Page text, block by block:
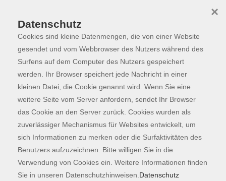
Skip to main content
Programm
Der Kurs konnte nicht gefunden werden.
Kontaktformular
Impressum
AGB
Datenschutzerklärung
Datenschutz
Cookies sind kleine Datenmengen, die von einer Website
gesendet und vom Webbrowser des Nutzers während des
Surfens auf dem Computer des Nutzers gespeichert
werden. Ihr Browser speichert jede Nachricht in einer
kleinen Datei, die Cookie genannt wird. Wenn Sie eine
weitere Seite vom Server anfordern, sendet Ihr Browser
das Cookie an den Server zurück. Cookies wurden als
zuverlässiger Mechanismus für Websites entwickelt, um
sich Informationen zu merken oder die Surfaktivitäten des
Benutzers aufzuzeichnen. Bitte willigen Sie in die
Verwendung von Cookies ein. Weitere Informationen finden
Sie in unseren Datenschutzhinweisen. Datenschutz
×